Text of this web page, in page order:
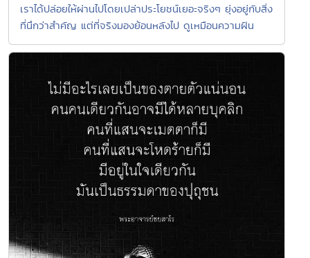
เราได้ปล่อยให้ผ่านไปโดยเปล่าประโยชน์เยอะจริงๆ ยุ่งอยู่กับสิ่ง
ที่นึกว่าสำคัญ แต่ที่จริงมองย้อนหลังไป ดูเหมือนความฝัน